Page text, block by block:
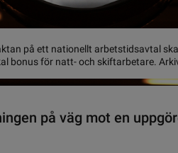
på ett nationellt arbetstidsavtal
bonus för natt- och skiftarbetare.
på väg mot en